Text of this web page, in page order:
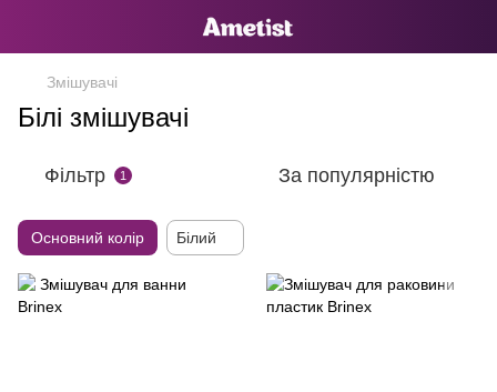
Змішувачі
Білі змішувачі
Фільтр 1 За популярністю
Основний колір Бiлий